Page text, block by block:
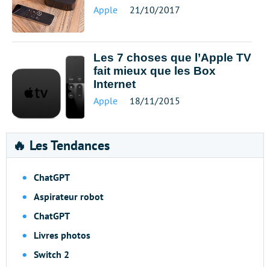
Apple 21/10/2017
Les 7 choses que l’Apple TV
fait mieux que les Box
Internet
Apple 18/11/2015
🔥 Les Tendances
ChatGPT
Aspirateur robot
ChatGPT
Livres photos
Switch 2